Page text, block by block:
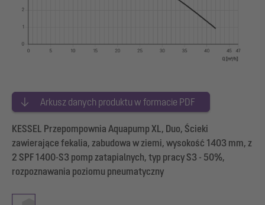
Arkusz danych produktu w formacie PDF
KESSEL Przepompownia Aquapump XL, Duo, Ścieki
zawierające fekalia, zabudowa w ziemi, wysokość 1403 mm, z
2 SPF 1400-S3 pomp zatapialnych, typ pracy S3 - 50%,
rozpoznawania poziomu pneumatyczny